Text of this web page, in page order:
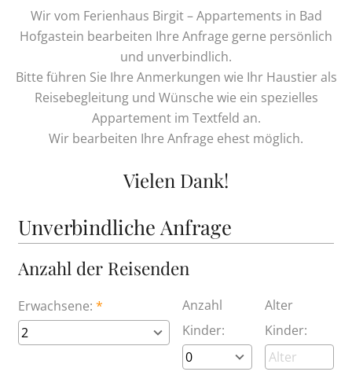
Wir vom Ferienhaus Birgit – Appartements in Bad
Hofgastein bearbeiten Ihre Anfrage gerne persönlich
und unverbindlich.
Bitte führen Sie Ihre Anmerkungen wie Ihr Haustier als
Reisebegleitung und Wünsche wie ein spezielles
Appartement im Textfeld an.
Wir bearbeiten Ihre Anfrage ehest möglich.
Vielen Dank!
Unverbindliche Anfrage
Anzahl der Reisenden
Erwachsene:
Anzahl
Kinder:
Alter
Kinder: